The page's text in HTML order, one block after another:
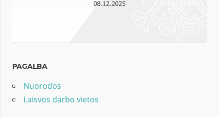
PAGALBA
Nuorodos
Laisvos darbo vietos